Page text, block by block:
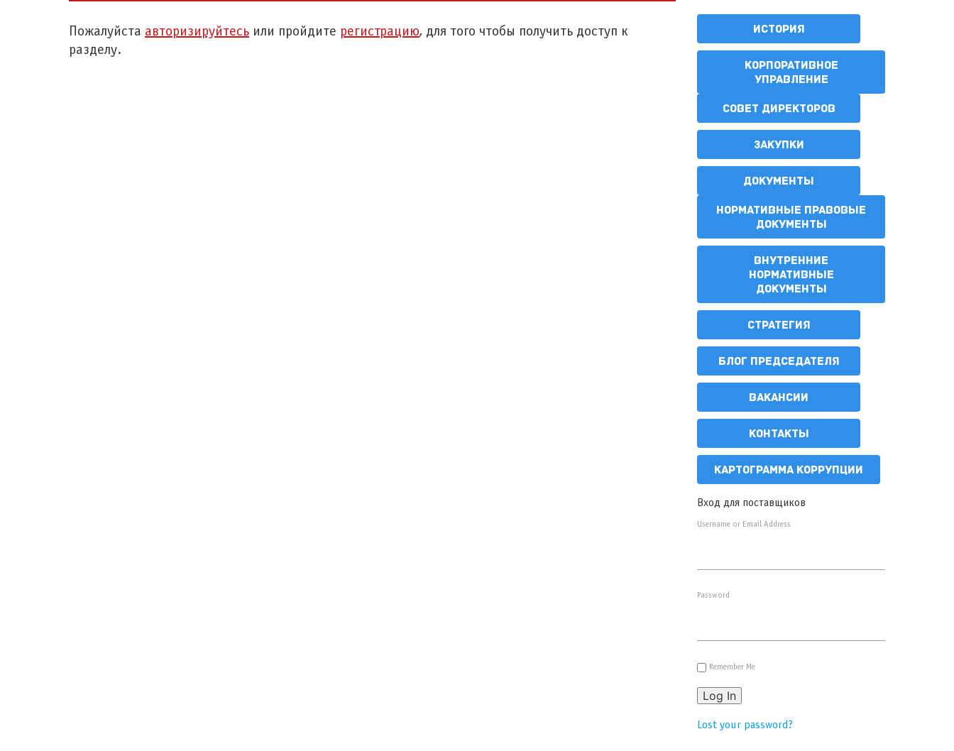
Пожалуйста авторизируйтесь или пройдите регистрацию, для того чтобы получить доступ к
разделу.
ИСТОРИЯ
КОРПОРАТИВНОЕ
УПРАВЛЕНИЕ
СОВЕТ ДИРЕКТОРОВ
ЗАКУПКИ
ДОКУМЕНТЫ
НОРМАТИВНЫЕ ПРАВОВЫЕ
ДОКУМЕНТЫ
ВНУТРЕННИЕ
НОРМАТИВНЫЕ
ДОКУМЕНТЫ
СТРАТЕГИЯ
БЛОГ ПРЕДСЕДАТЕЛЯ
ВАКАНСИИ
КОНТАКТЫ
КАРТОГРАММА КОРРУПЦИИ
Вход для поставщиков
Username or Email Address
Password
Remember Me
Log In
Lost your password?